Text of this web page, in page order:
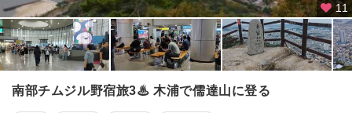
清
州
温
陽
11
南部チムジル野宿旅3♨ 木浦で儒達山に登る